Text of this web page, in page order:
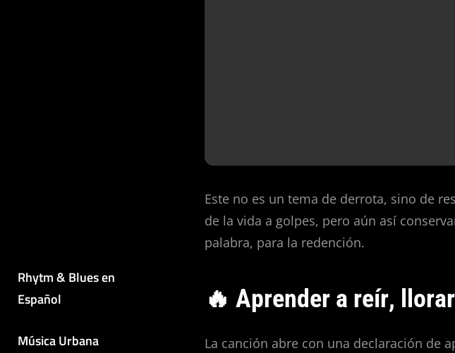
Rhytm & Blues en
Español
Música Urbana
Este no es un tema de derrota, sino de
de la vida a golpes, pero aún así
palabra, para la redención.
🔥 Aprender a reír,
La canción abre con una declaración de